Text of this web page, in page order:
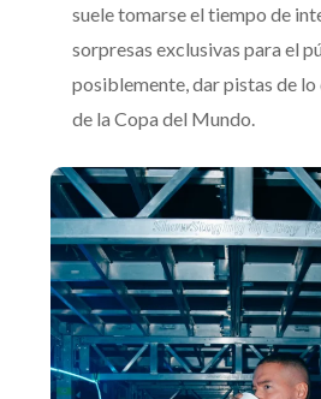
suele tomarse el tiempo de
sorpresas exclusivas para el
posiblemente, dar pistas de lo
de la Copa del Mundo.